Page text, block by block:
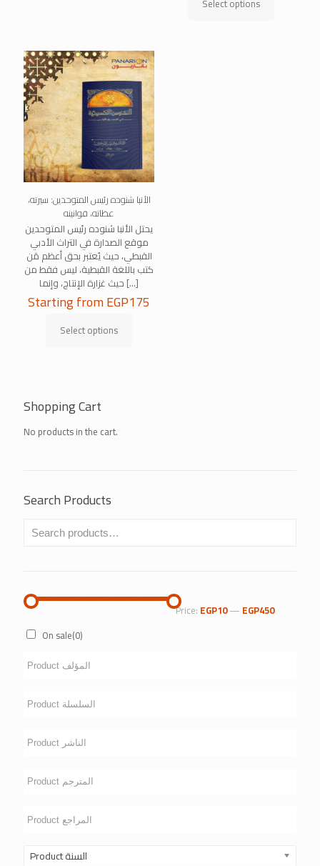
The
options
may
be
chosen
on
the
product
page
Select options
This
الأنبا شنوده رئيس المتوحدين: سيرته،
عظاته، قوانينه
يحتل الأنبا شنوده رئيس المتوحدين
موقع الصدارة في التراث الأدبي
القبطي، حيث يُعتبر بحق أعظم مَن
كتب باللغة القبطية، ليس فقط من
حيث غزارة الإنتاج، وإنما […]
Starting fromEGP175
Select options
This
The
options
may
product
Shopping Cart
No products in the cart.
Search Products
Price: EGP10— EGP450
On sale(0)
Product السنة